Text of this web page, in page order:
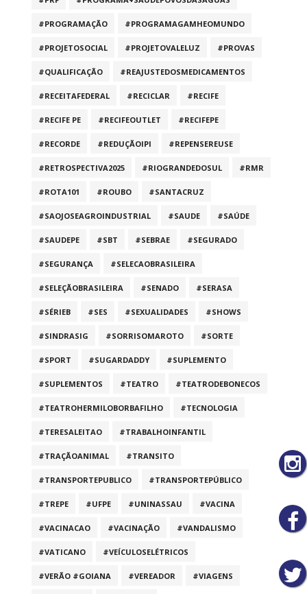
#PROGRAMAÇÃO #PROGRAMAGAMHEOMUNDO
#PROJETOSOCIAL #PROJETOVALELUZ #PROVAS
#QUALIFICAÇÃO #REAJUSTEDOSMEDICAMENTOS
#RECEITAFEDERAL #RECICLAR #RECIFE
#RECIFE PE #RECIFEOUTLET #RECIFEPE
#RECORDE #REDUÇÃOIPI #REPENSEREUSE
#RETROSPECTIVA2025 #RIOGRANDEDOSUL #RMR
#ROTA101 #ROUBO #SANTACRUZ
#SAOJOSEAGROINDUSTRIAL #SAUDE #SAÚDE
#SAUDEPE #SBT #SEBRAE #SEGURADO
#SEGURANÇA #SELECAOBRASILEIRA
#SELEÇÃOBRASILEIRA #SENADO #SERASA
#SÉRIEB #SES #SEXUALIDADES #SHOWS
#SINDRASIG #SORRISOMAROTO #SORTE
#SPORT #SUGARDADDY #SUPLEMENTO
#SUPLEMENTOS #TEATRO #TEATRODEBONECOS
#TEATROHERMILOBORBAFILHO #TECNOLOGIA
#TERESALEITAO #TRABALHOINFANTIL
#TRAÇÃOANIMAL #TRANSITO
#TRANSPORTEPUBLICO #TRANSPORTEPÚBLICO
#TREPE #UFPE #UNINASSAU #VACINA
#VACINACAO #VACINAÇÃO #VANDALISMO
#VATICANO #VEÍCULOSELÉTRICOS
#VERÃO #GOIANA #VEREADOR #VIAGENS